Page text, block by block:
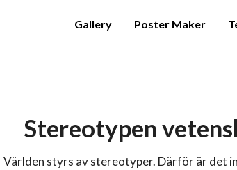
Gallery Poster Maker
Stereotypen
Världen styrs av stereotyper. Därför är det